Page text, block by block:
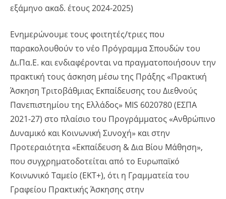
εξάμηνο ακαδ. έτους 2024-2025)
Ενημερώνουμε τους φοιτητές/τριες που
παρακολουθούν το νέο Πρόγραμμα Σπουδών του
Δι.Πα.Ε. και ενδιαφέρονται να πραγματοποιήσουν την
πρακτική τους άσκηση μέσω της Πράξης «Πρακτική
Άσκηση Τριτοβάθμιας Εκπαίδευσης του Διεθνούς
Πανεπιστημίου της Ελλάδος» MIS 6020780 (ΕΣΠΑ
2021-27) στο πλαίσιο του Προγράμματος «Ανθρώπινο
Δυναμικό και Κοινωνική Συνοχή» και στην
Προτεραιότητα «Εκπαίδευση & Δια Βίου Μάθηση»,
που συγχρηματοδοτείται από το Ευρωπαϊκό
Κοινωνικό Ταμείο (ΕΚΤ+), ότι η Γραμματεία του
Γραφείου Πρακτικής Άσκησης στην